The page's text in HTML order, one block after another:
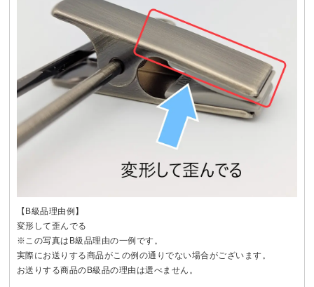
【B級品理由例】
変形して歪んでる
※この写真はB級品理由の一例です。
実際にお送りする商品がこの例の通りでない場合がございます。
お送りする商品のB級品の理由は選べません。